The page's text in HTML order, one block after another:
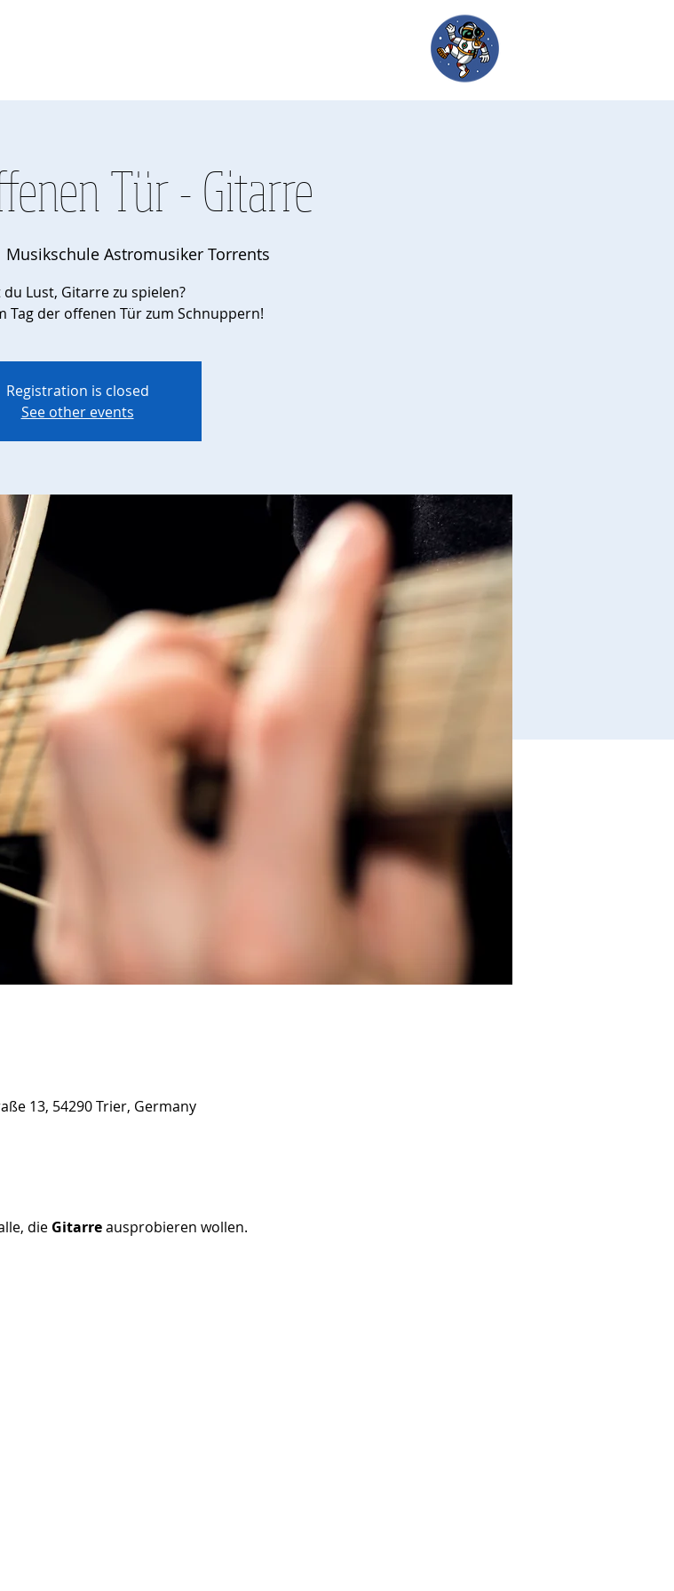
Tür - Gitarre
Musikschule Astromusiker Torrents
du Lust, Gitarre zu spielen?
Tag der offenen Tür zum Schnuppern!
Registration is closed
See other events
13, 54290 Trier, Germany
die Gitarreausprobieren wollen.